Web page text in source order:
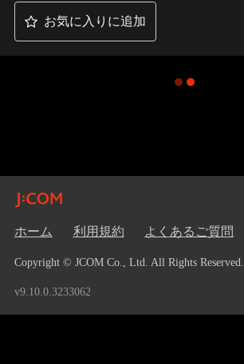
お気に入りに追加
ホーム 利用規約 よくあるご質問
Copyright © JCOM Co., Ltd. All Rights Reserved.
v9.10.0.3233062